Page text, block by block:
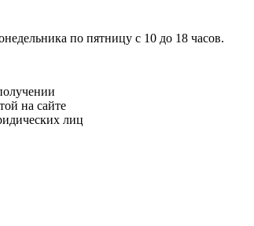
по пятницу с 10 до 18 часов.
на сайте
лиц